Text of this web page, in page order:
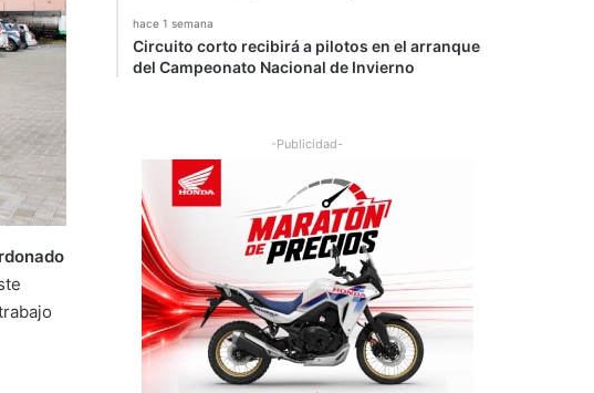
hace 1 semana
Circuito corto recibirá a pilotos en el arranque
del Campeonato Nacional de Invierno
-Publicidad-